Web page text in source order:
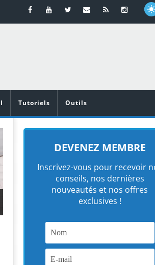
Tutoriels Outils
MATÉRIEL
DEVENEZ MEMBRE
Inscrivez-vous pour recevoir
conseils, nos dernières
nouveautés et nos offres
exclusives !